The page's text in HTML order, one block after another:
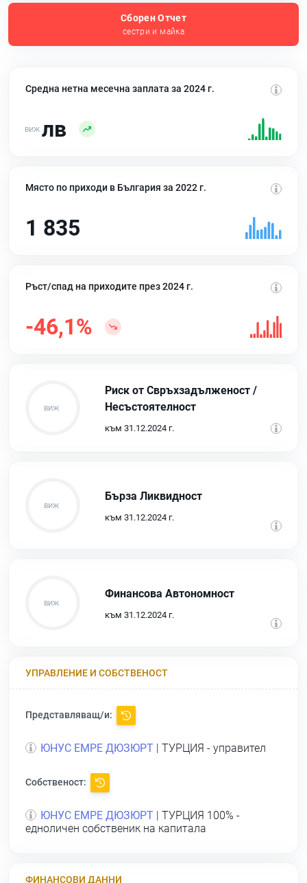
Сборен Отчет
сестри и майка
Средна нетна месечна заплата за 2024 г.
лв
Място по приходи в България за 2022 г.
1 835
Ръст/спад на приходите през 2024 г.
-46,1%
Риск от Свръхзадълженост /
Несъстоятелност
към 31.12.2024 г.
Бърза Ликвидност
към 31.12.2024 г.
Финансова Автономност
към 31.12.2024 г.
УПРАВЛЕНИЕ И СОБСТВЕНОСТ
Представляващ/и:
ЮНУС ЕМРЕ ДЮЗЮРТ | ТУРЦИЯ - управител
Собственост:
ЮНУС ЕМРЕ ДЮЗЮРТ | ТУРЦИЯ 100% -
едноличен собственик на капитала
ФИНАНСОВИ ДАННИ